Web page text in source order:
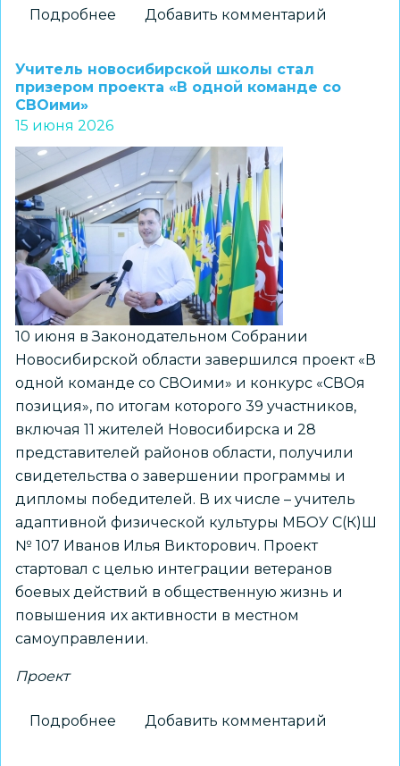
Подробнее
добра:
ученики
№215
подарили
голос
«Книге
для
Тёмы»
Добавить комментарий
Учитель новосибирской школы стал
призером проекта «В одной команде со
СВОими»
15 июня 2026
10 июня в Законодательном Собрании
Новосибирской области завершился проект «В
одной команде со СВОими» и конкурс «СВОя
позиция», по итогам которого 39 участников,
включая 11 жителей Новосибирска и 28
представителей районов области, получили
свидетельства о завершении программы и
дипломы победителей. В их числе – учитель
адаптивной физической культуры МБОУ С(К)Ш
№ 107 Иванов Илья Викторович. Проект
стартовал с целью интеграции ветеранов
боевых действий в общественную жизнь и
повышения их активности в местном
самоуправлении.
Проект
Подробнее Добавить комментарий